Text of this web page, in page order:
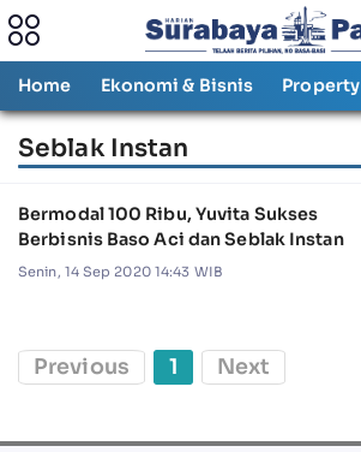
Home Ekonomi & Bisnis Property
Seblak Instan
Bermodal 100 Ribu, Yuvita Sukses
Berbisnis Baso Aci dan Seblak Instan
Senin, 14 Sep 2020 14:43 WIB
Previous 1 Next